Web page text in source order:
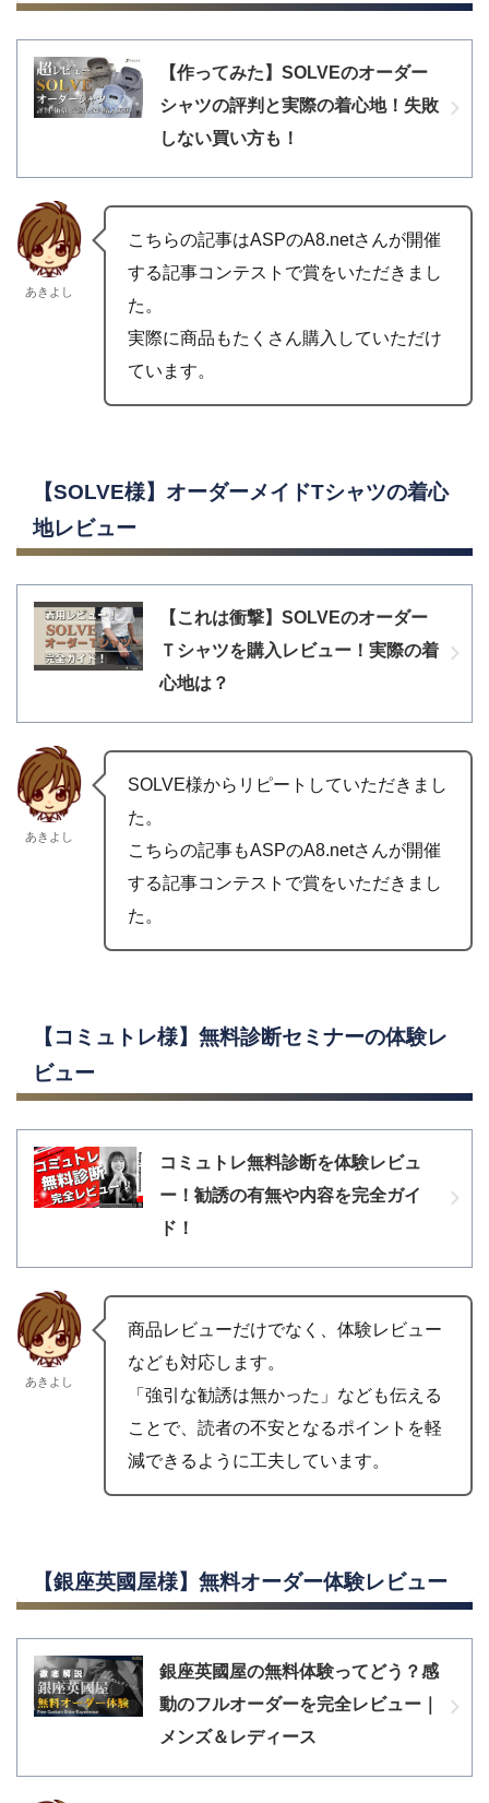
【作ってみた】SOLVEのオーダー
シャツの評判と実際の着心地！失敗
しない買い方も！
あきよし
こちらの記事はASPのA8.netさんが開催
する記事コンテストで賞をいただきまし
た。
実際に商品もたくさん購入していただけ
ています。
【SOLVE様】オーダーメイドTシャツの着心
地レビュー
【これは衝撃】SOLVEのオーダー
Ｔシャツを購入レビュー！実際の着
心地は？
あきよし
SOLVE様からリピートしていただきまし
た。
こちらの記事もASPのA8.netさんが開催
する記事コンテストで賞をいただきまし
た。
【コミュトレ様】無料診断セミナーの体験レ
ビュー
コミュトレ無料診断を体験レビュ
ー！勧誘の有無や内容を完全ガイ
ド！
あきよし
商品レビューだけでなく、体験レビュー
なども対応します。
「強引な勧誘は無かった」なども伝える
ことで、読者の不安となるポイントを軽
減できるように工夫しています。
【銀座英國屋様】無料オーダー体験レビュー
銀座英國屋の無料体験ってどう？感
動のフルオーダーを完全レビュー｜
メンズ＆レディース